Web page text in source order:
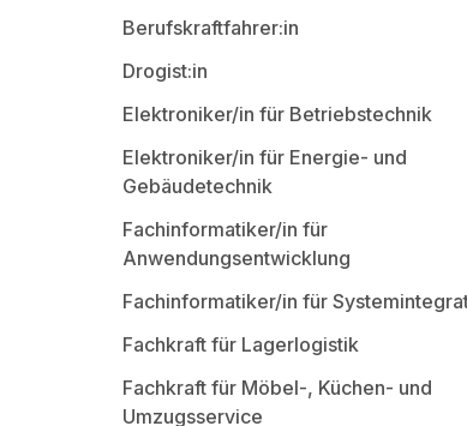
Berufskraftfahrer:in
Drogist:in
Elektroniker/in für Betriebstechnik
Elektroniker/in für Energie- und
Gebäudetechnik
Fachinformatiker/in für
Anwendungsentwicklung
Fachinformatiker/in für
Fachkraft für Lagerlogistik
Fachkraft für Möbel-, Küchen- und
Umzugsservice